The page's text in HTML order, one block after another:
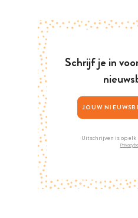
Schrijf je in
Uitschrijven is op